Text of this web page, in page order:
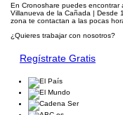
En Cronoshare puedes encontrar
Villanueva de la Cañada | Desde
zona te contactan a las pocas
¿Quieres trabajar con nosotros?
Regístrate Gratis